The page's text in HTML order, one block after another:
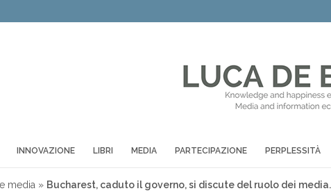
INNOVAZIONE LIBRI MEDIA PARTECIPAZIONE PERPLESSITÀ
media » Bucharest, caduto il governo, si discute del ruolo dei